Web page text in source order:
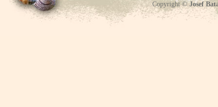
Copyright ©Josef